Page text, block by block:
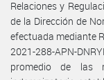
Relaciones y
de la Dirección de
efectuada mediante
2021-288-APN-
promedio de las